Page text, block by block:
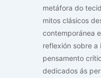
metáfora do
mitos clásicos
contemporánea
reflexión sobre a
pensamento
dedicados ás